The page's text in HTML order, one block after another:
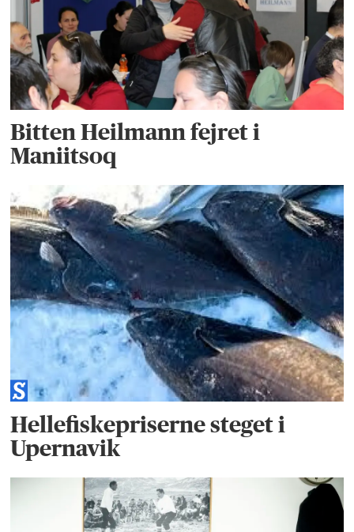
Bitten Heilmann fejret i
Maniitsoq
Hellefiskepriserne steget i
Upernavik